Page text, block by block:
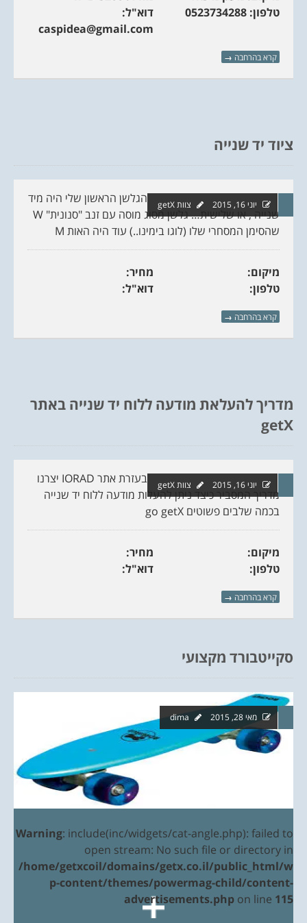
טלפון: 0523734288
דוא"ל:
caspidea@gmail.com
קרא בהרחבה →
ציוד יד שנייה
יוני 16, 2015 צוות getX
הגלשן הראשון שלי היה מיד
שנייה , או שלישית… גלשן מסוג מוסה עם זנב "סנונית" W
שהסימן המסחרי שלו (לוגו בימינו..) עוד היה האות M
מיקום:
מחיר:
טלפון:
דוא"ל:
קרא בהרחבה →
מדריך להעלאת מודעה ללוח יד שנייה באתר
getX
יוני 16, 2015 צוות getX
בעזרת אתר IORAD יצרנו
מדריך המסביר כיצד ניתן להעלות מודעה ללוח יד שנייה
בכמה שלבים פשוטים go getX
מיקום:
מחיר:
טלפון:
דוא"ל:
קרא בהרחבה →
סקייטבורד מקצועי
מאי 28, 2015 dima
Warning: include(inc/widgets/cat-angle.php): failed to
open stream: No such file or directory in
/home/getxcoil/domains/getx.co.il/public_html/w
p-content/themes/powermag-child/content-
advertisements.php on line 115